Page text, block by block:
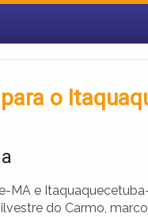
o
MA e
do Carmo,